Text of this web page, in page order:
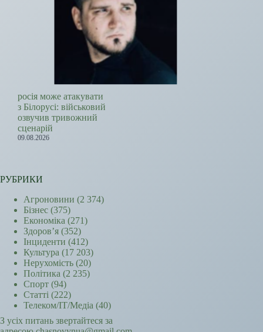
росія може атакувати
з Білорусі: військовий
озвучив тривожний
сценарій
09.08.2026
РУБРИКИ
Агроновини (2 374)
Бізнес (375)
Економіка (271)
Здоров’я (352)
Інциденти (412)
Культура (17 203)
Нерухомість (20)
Політика (2 235)
Спорт (94)
Статті (222)
Телеком/ІТ/Медіа (40)
З усіх питань звертайтеся за